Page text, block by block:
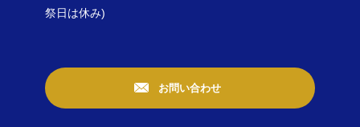
祭日は休み)
お問い合わせ